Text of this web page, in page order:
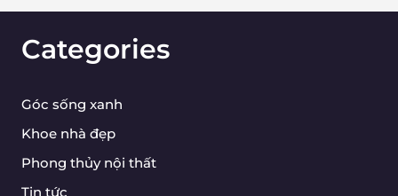
Categories
Góc sống xanh
Khoe nhà đẹp
Phong thủy nội thất
Tin tức